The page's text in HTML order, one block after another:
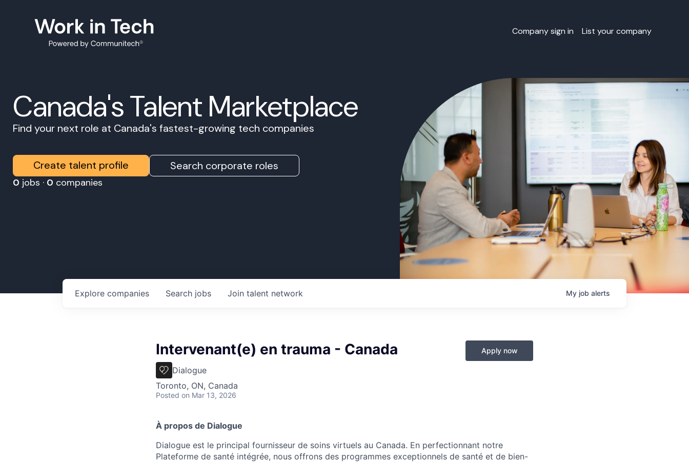
Company sign in List your company
Canada's Talent Marketplace
Find your next role at Canada's fastest-growing tech companies
Create talent profile Search corporate roles
0 jobs · 0 companies
Search jobs
Explore companies Join talent network My job alerts
Intervenant(e) en trauma - Canada
Dialogue
Toronto, ON, Canada
Posted on Mar 13, 2026
Apply now
À propos de Dialogue
Dialogue est le principal fournisseur de soins virtuels au Canada. En perfectionnant notre
Plateforme de santé intégrée, nous offrons des programmes exceptionnels de santé et de bien-